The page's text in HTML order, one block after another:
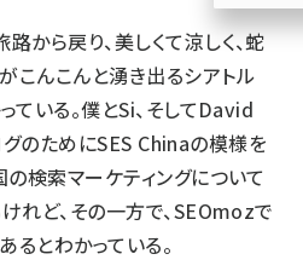
から戻り、美しくて涼しく、蛇
こんこんと湧き出るシアトル
ている。僕とSi、そしてDavid
のためにSES Chinaの模様を
の検索マーケティングについて
れど、その一方で、SEOmozで
とわかっている。